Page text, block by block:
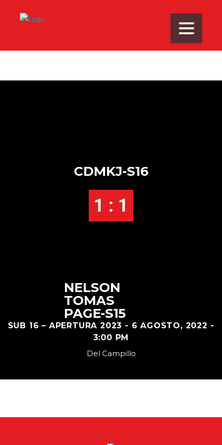
CDMKJ-S16
1 : 1
NELSON
TOMAS
PAGE-S15
SUB 16 – APERTURA 2023 - 6 AGOSTO, 2022 -
3:00 PM
Del Campillo